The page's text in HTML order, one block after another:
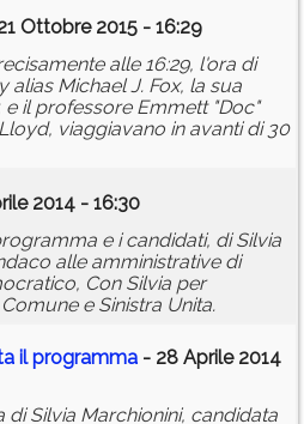
Ottobre 2015 - 16:29
alle 16:29, l'ora di
Michael J. Fox, la sua
e il professore Emmett "Doc"
viaggiavano in avanti di 30
2014 - 16:30
e i candidati, di Silvia
alle amministrative di
Con Silvia per
e Sinistra Unita.
il programma - 28 Aprile 2014
Silvia Marchionini, candidata